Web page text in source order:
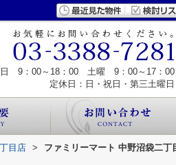
日 9：00～18：00 土曜 9：00～17：00
定休日：日・祝日・第三土曜日
目店 >
ファミリーマート 中野沼袋二丁